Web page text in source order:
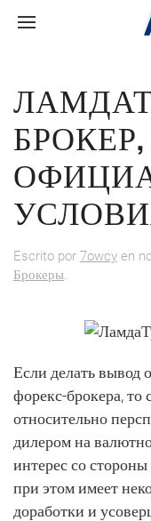
БРОКЕР,
Escrito por 7owcy en
Брокеры.
Если делать вывод
форекс-брокера, то
относительно
дилером на
интерес со стороны
при этом имеет
доработки и